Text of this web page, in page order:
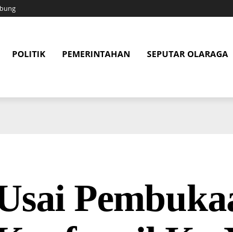
POLITIK PEMERINTAHAN SEPUTAR OLARAGA